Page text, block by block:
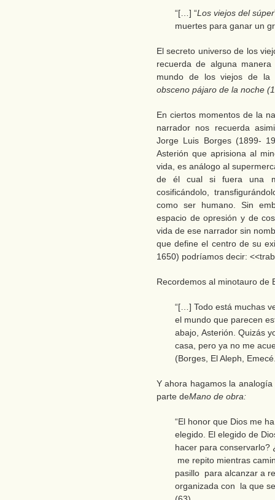
“[…] “Los viejos del súper
muertes para ganar un
El secreto universo de los
recuerda de alguna
mundo de los viejos de la
obsceno pájaro de la noche
En ciertos momentos de la
narrador nos recuerda
Jorge Luis Borges (1899-
Asterión que aprisiona al
vida, es análogo al
de él cual si fuera una
cosificándolo,
como ser humano. Sin
espacio de opresión y de
vida de ese narrador sin
que define el centro de su
1650) podríamos decir:
Recordemos al minotauro de
“[…] Todo está muchas
el mundo que parecen
abajo, Asterión. Quizás
casa, pero ya no me
(Borges, El Aleph,
Y ahora hagamos la
parte deMano de obra:
“El honor que Dios me
elegido. El elegido de
hacer para conservarlo?
me repito mientras
pasillo para alcanzar a
organizada con la que